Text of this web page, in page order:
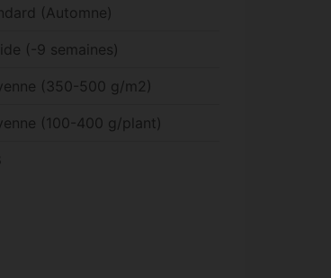
(Automne)
(-9 semaines)
(350-500 g/m2)
(100-400 g/plant)